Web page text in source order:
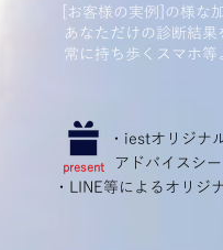
[お客様の実例]の様な
あなただけの診断結果
常に持ち歩くスマホ等
・iestオリジナ
アドバイスシー
・LINE等によるオリジ
​present